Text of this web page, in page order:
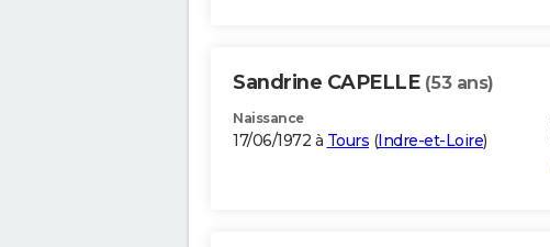
Sandrine CAPELLE (53 ans)
Naissance
17/06/1972 à Tours (Indre-et-Loire)